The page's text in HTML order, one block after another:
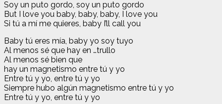
Soy un puto gordo, soy un puto gordo
But I love you baby, baby, baby, I love you
Si tú a mí me quieres, baby I’ll call you
Baby tú eres mía, baby yo soy tuyo
Al menos sé que hay en …trullo
Al menos sé bien que
hay un magnetismo entre tú y yo
Entre tú y yo, entre tú y yo
Siempre hubo algún magnetismo entre tú y yo
Entre tú y yo, entre tú y yo